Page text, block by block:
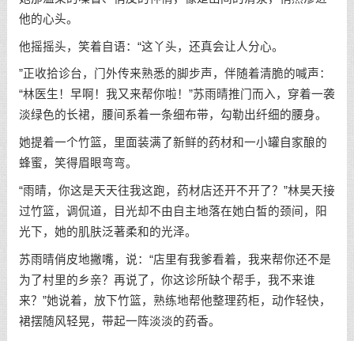
他的心头。
他摇摇头，笑着自语：“这丫头，还真会让人分心。
”正收拾诊台，门外传来熟悉的脚步声，伴随着清脆的喊声：
“林医生！早啊！我又来帮你啦！”苏雨晴推门而入，穿着一袭
淡绿色的长裙，腰间系着一条细布带，勾勒出纤细的腰身。
她提着一个竹篮，里面装满了新鲜的药材和一小罐自家酿的
蜂蜜，笑得眉眼弯弯。
“雨晴，你这是天天往我这跑，药材店还开不开了？”林昊天接
过竹篮，调侃道，目光却不由自主地落在她白皙的颈间，阳
光下，她的肌肤泛著柔和的光泽。
苏雨晴俏皮地撇嘴，说：“店里有我爹看着，我来帮你还不是
为了村里的乡亲？再说了，你这诊所缺个帮手，我不来谁
来？”她说着，放下竹篮，熟练地帮他整理药柜，动作轻快，
裙摆随风轻晃，带起一阵淡淡的药香。